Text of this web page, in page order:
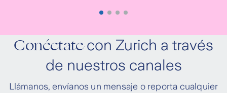
Conéctatecon Zurich a través
de nuestros canales
Llámanos, envíanos un mensaje o reporta cualquier